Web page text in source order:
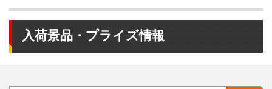
入荷景品・プライズ情報